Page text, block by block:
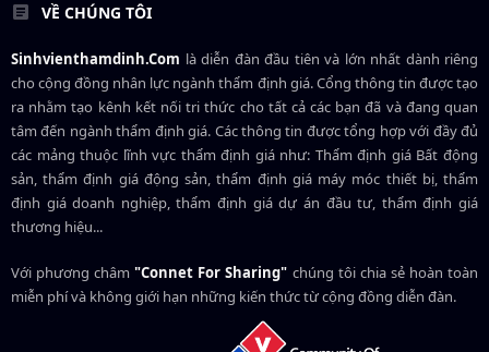
VỀ CHÚNG TÔI
Sinhvienthamdinh.Com là diễn đàn đầu tiên và lớn nhất dành riêng
cho cộng đồng nhân lực ngànhthẩm định giá. Cổng thông tin được tạo
ra nhằm tạo kênh kết nối tri thức cho tất cả các bạn đã và đang quan
tâm đến ngành thẩm định giá. Các thông tin được tổng hợp với đầy đủ
các mảng thuộc lĩnh vực thẩm định giá như: Thẩm định giá Bất động
sản, thẩm định giá động sản, thẩm định giá máy móc thiết bị, thẩm
định giá doanh nghiệp, thẩm định giá dự án đầu tư, thẩm định giá
thương hiệu...
Với phương châm"Connet For Sharing" chúng tôi chia sẻ hoàn toàn
miễn phí và không giới hạn những kiến thức từ cộng đồng diễn đàn.